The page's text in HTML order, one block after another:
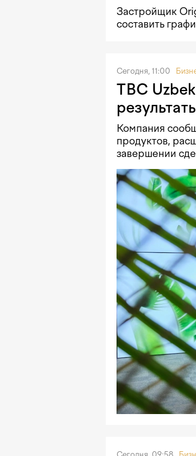
Застройщик
составить
Сегодня, 11:00
TBC
Компания
продуктов,
завершении